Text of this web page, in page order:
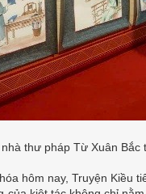
thư pháp Từ Xuân
hôm nay, Truyện Kiều